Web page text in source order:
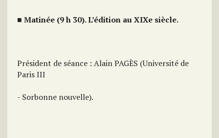
■ Matinée (9 h 30). L’édition au XIXe siècle.
Président de séance : Alain PAGÈS (Université de
Paris III
- Sorbonne nouvelle).